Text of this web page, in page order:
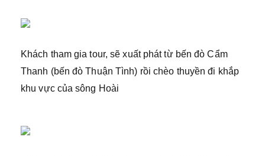
Khách tham gia tour, sẽ xuất phát từ bến đò Cẩm
Thanh (bến đò Thuận Tình) rồi chèo thuyền đi khắp
khu vực của sông Hoài